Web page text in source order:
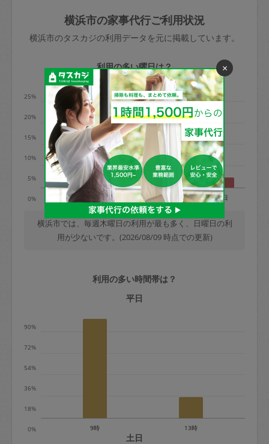
依頼者不在による当日キャンセル＝依頼
金額の100%＋交通費全額
※例：依頼日時／土曜日午前9時開始の場
合、水曜日午前9時以降はキャンセル料が
発生
水曜日9時〜金曜日9時まで＝依頼料金の
50%
金曜日9時～土曜日8時まで＝依頼金額の
100%
土曜日8時〜実施時間＝依頼金額の100%
＋交通費全額
依頼者不在による当日キャンセル＝依頼
金額の100%＋交通費全額
定期契約をキャンセルする場合、毎週定
期は月2回まで隔週定期は月1回までキャ
※キャンセル料金の設定について：
きた場合は損害保険の対象外となるので
ご注意ください。
玉、など
あわせてこちらも参照ください：初めて
利用します。注意しなくてはいけない点
はありますか？
横浜市の家事代行ご利用状況
横浜市のタスカジの利用データを元に掲載しています。
利用の多い曜日は？
0%
5%
10%
15%
20%
25%
水 木 金 土 日
横浜市では、毎週木曜日の利用が最も多く、日曜日の利
用が少ないです。(2026/08/09 時点での更新)
利用の多い時間帯は？
平日
0%
18%
36%
54%
72%
90%
9時 13時
土日
×